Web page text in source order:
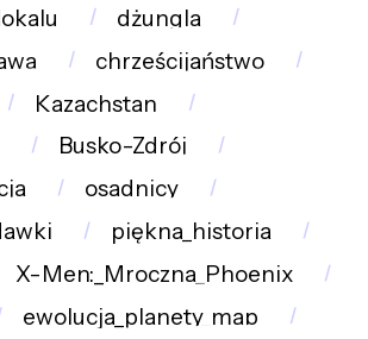
dżungla
chrześcijaństwo
Kazachstan
Busko-Zdrój
osadnicy
piękna_historia
X-Men:_Mroczna_Phoenix
ewolucja_planety_map